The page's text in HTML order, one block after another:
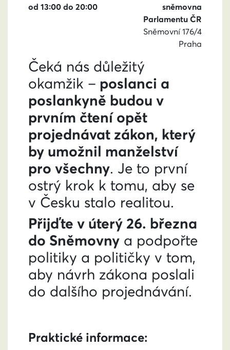
od 13:00 do 20:00
sněmovna
Parlamentu ČR
Sněmovní 176/4
Praha
Čeká nás důležitý
okamžik – poslanci a
poslankyně budou v
prvním čtení opět
projednávat zákon, který
by umožnil manželství
pro všechny. Je to první
ostrý krok k tomu, aby se
v Česku stalo realitou.
Přijďte v úterý 26. března
do Sněmovny a podpořte
politiky a političky v tom,
aby návrh zákona poslali
do dalšího projednávání.
Praktické informace: